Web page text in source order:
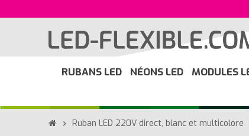
RUBANS LED NÉONS LED MODULES
chevron_right Ruban LED 220V direct, blanc et multicolore